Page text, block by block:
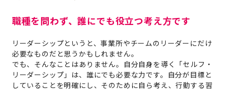
職種を問わず、誰にでも役立つ考え方です
リーダーシップというと、事業所やチームのリーダーにだけ
必要なものだと思うかもしれません。
でも、そんなことはありません。自分自身を導く「セルフ・
リーダーシップ」は、誰にでも必要な力です。自分が目標と
していることを明確にし、そのために自ら考え、行動する習